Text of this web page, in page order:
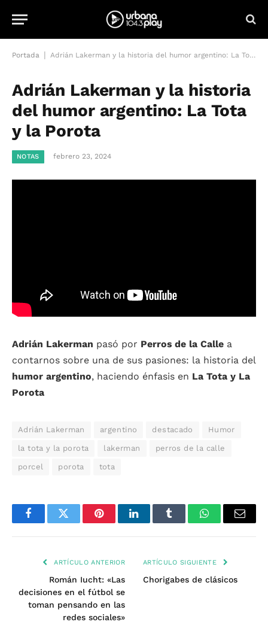
Portada Adrián Lakerman y la historia del humor argentino: La Tota y la Porota
Adrián Lakerman y la historia
del humor argentino: La Tota
y la Porota
NOTAS febrero 23, 2024
Adrián Lakerman pasó por Perros de la Calle a
contarnos sobre una de sus pasiones: la historia del
humor argentino, haciendo énfasis en La Tota y La
Porota
Adrián Lakerman argentino destacado Humor
la tota y la porota lakerman perros de la calle
porcel porota tota
FacebookTwitter PinterestLinkedInTumblr WhatsAppEmail
ARTÍCULO ANTERIOR
Román Iucht: «Las
decisiones en el fútbol se
toman pensando en las
redes sociales»
ARTÍCULO SIGUIENTE
Chorigabes de clásicos